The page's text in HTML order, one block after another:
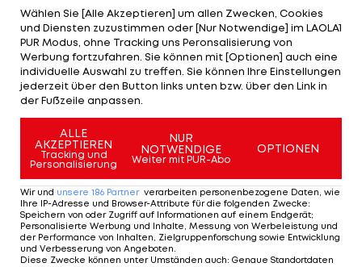
ließ über Vatikan-Sprecher Federico Lombardi
ausrichten, es möge doch die bessere Mannschaft
gewinnen. Der päpstliche Privatsekretär Georg
Gänswein hingegen zitterte mit der deutschen Elf
und hoffte auf einen Sieg der Löw-Truppe, was am
Ende aber auch nichts brachte.
Mehr zum Thema
Wählen Sie [Alle Akzeptieren] um allen Zwecken, Cookies
und Diensten zuzustimmen oder [Nur Notwendige] im LAOLA1
PUR Modus, ohne Tracking uns Peronsalisierung von
Werbung fortzufahren. Sie können mit [Optionen] auch eine
individuelle Auswahl zu treffen. Sie können Ihre Einstellungen
jederzeit über den Button links unten bzw. über den Link in
der Fußzeile anpassen.
ALLE
AKZEPTIEREN
Tracking und
Personalisierung
NUR
NOTWENDIGE
Weiter mit PUR-Abo
OPTIONEN
Wir und unsere 186 Partner verarbeiten personenbezogene Daten, wie
Ihre IP-Adresse und Browser-Attribute für die folgenden Zwecke:
Speichern von oder Zugriff auf Informationen auf einem Endgerät;
Personalisierte Werbung und Inhalte, Messung von Werbeleistung und
der Performance von Inhalten, Zielgruppenforschung sowie Entwicklung
und Verbesserung von Angeboten.
Diese Zwecke können unter Umständen auch: Genaue Standortdaten